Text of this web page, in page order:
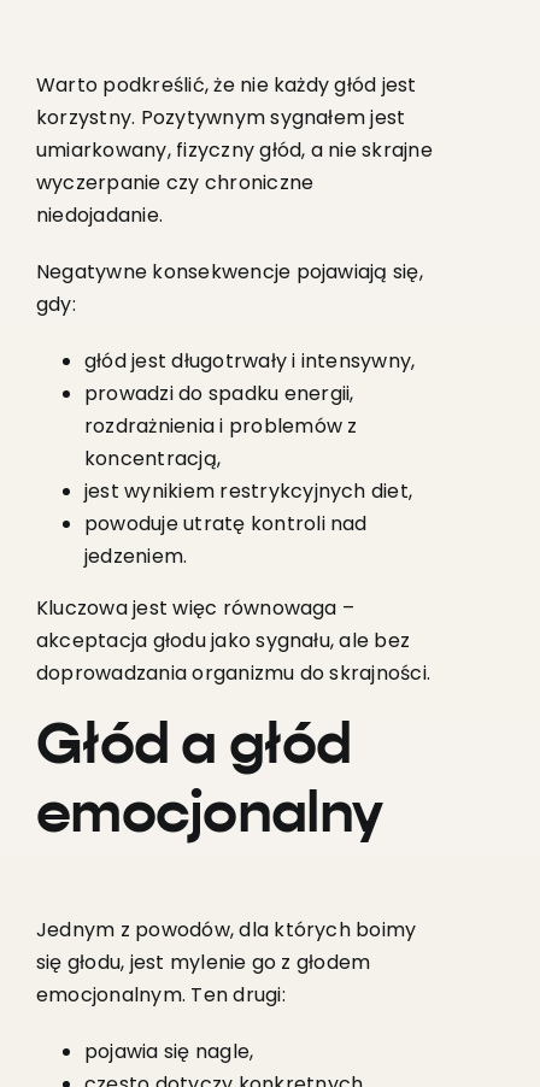
Warto podkreślić, że nie każdy głód jest
korzystny. Pozytywnym sygnałem jest
umiarkowany, fizyczny głód, a nie skrajne
wyczerpanie czy chroniczne
niedojadanie.
Negatywne konsekwencje pojawiają się,
gdy:
głód jest długotrwały i intensywny,
prowadzi do spadku energii,
rozdrażnienia i problemów z
koncentracją,
jest wynikiem restrykcyjnych diet,
powoduje utratę kontroli nad
jedzeniem.
Kluczowa jest więc równowaga –
akceptacja głodu jako sygnału, ale bez
doprowadzania organizmu do skrajności.
Głód a głód
emocjonalny
Jednym z powodów, dla których boimy
się głodu, jest mylenie go z głodem
emocjonalnym. Ten drugi:
pojawia się nagle,